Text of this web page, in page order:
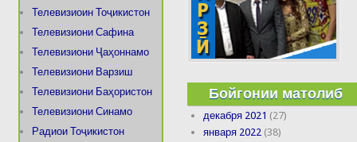
Телевизиоин Тоҷикистон
Телевизиони Сафина
Телевизиони Ҷаҳоннамо
Телевизиони Варзиш
Телевизиони Баҳористон
Телевизиони Синамо
Радиои Тоҷикистон
Бойгонии матолиб
декабря 2021 (27)
января 2022 (38)